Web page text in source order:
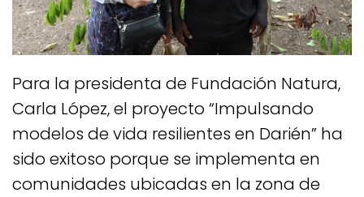
Para la presidenta de Fundación Natura,
Carla López, el proyecto “Impulsando
modelos de vida resilientes en Darién” ha
sido exitoso porque se implementa en
comunidades ubicadas en la zona de